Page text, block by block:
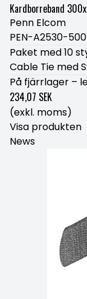
Kardborreband
Penn Elcom
PEN-A2530-
Paket med 10
Cable Tie med
På fjärrlager –
234,07 SEK
(exkl. moms)
Visa produkten
News